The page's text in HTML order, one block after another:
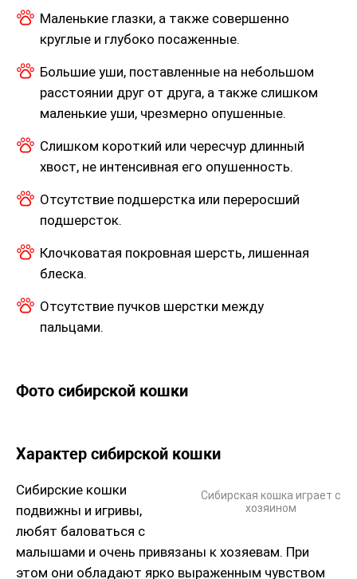
Маленькие глазки, а также совершенно
круглые и глубоко посаженные.
Большие уши, поставленные на небольшом
расстоянии друг от друга, а также слишком
маленькие уши, чрезмерно опушенные.
Слишком короткий или чересчур длинный
хвост, не интенсивная его опушенность.
Отсутствие подшерстка или переросший
подшерсток.
Клочковатая покровная шерсть, лишенная
блеска.
Отсутствие пучков шерстки между
пальцами.
Фото сибирской кошки
Характер сибирской кошки
Сибирская кошка играет с
хозяином
Сибирские кошки
подвижны и игривы,
любят баловаться с
малышами и очень привязаны к хозяевам. При
этом они обладают ярко выраженным чувством